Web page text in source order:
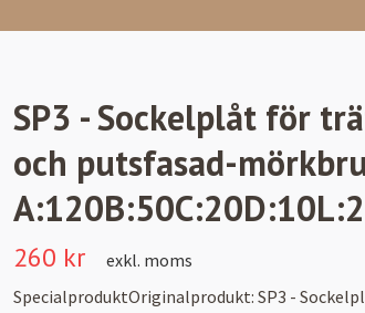
SP3 - Sockelplåt för
och putsfasad-
260 kr
exkl. moms
SpecialproduktOriginalprodukt: SP3 -